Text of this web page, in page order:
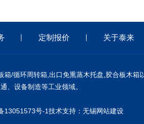
定制报价 关于泰来
/循环周转箱,出口免熏蒸木托盘,胶合板木箱
、设备制造等工业领域。
13051573号-1技术支持： 无锡网站建设